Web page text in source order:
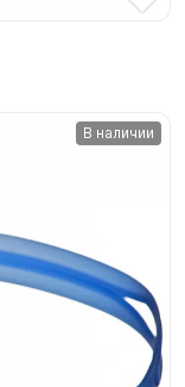
В наличии